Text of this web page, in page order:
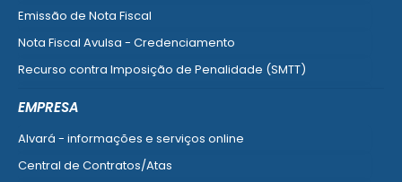
Emissão de Nota Fiscal
Nota Fiscal Avulsa - Credenciamento
Recurso contra Imposição de Penalidade (SMTT)
EMPRESA
Alvará - informações e serviços online
Central de Contratos/Atas